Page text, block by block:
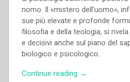
nomo. Il «mistero dell’uomo»,
sue più elevate e profonde
filosofia e della teologia, si
e decisivi anche sul piano del
biologico e psicologico.
Continue reading “Pietro
→